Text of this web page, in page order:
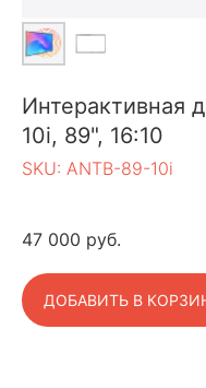
Интерактивная
10i, 89", 16:10
SKU: ANTB-89-10i
47 000 руб.
ДОБАВИТЬ В